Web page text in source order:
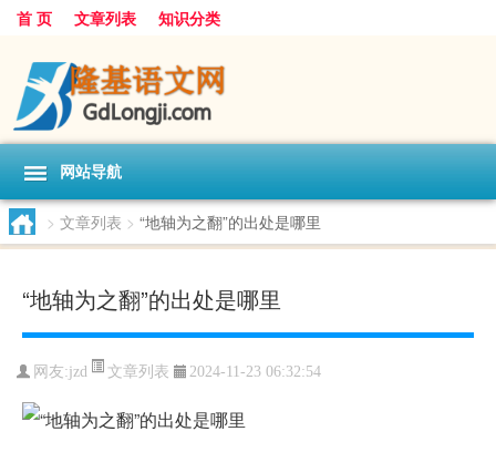
首 页 文章列表 知识分类
网站导航
> 文章列表 > “地轴为之翻”的出处是哪里
“地轴为之翻”的出处是哪里
网友:jzd 文章列表 2024-11-23 06:32:54